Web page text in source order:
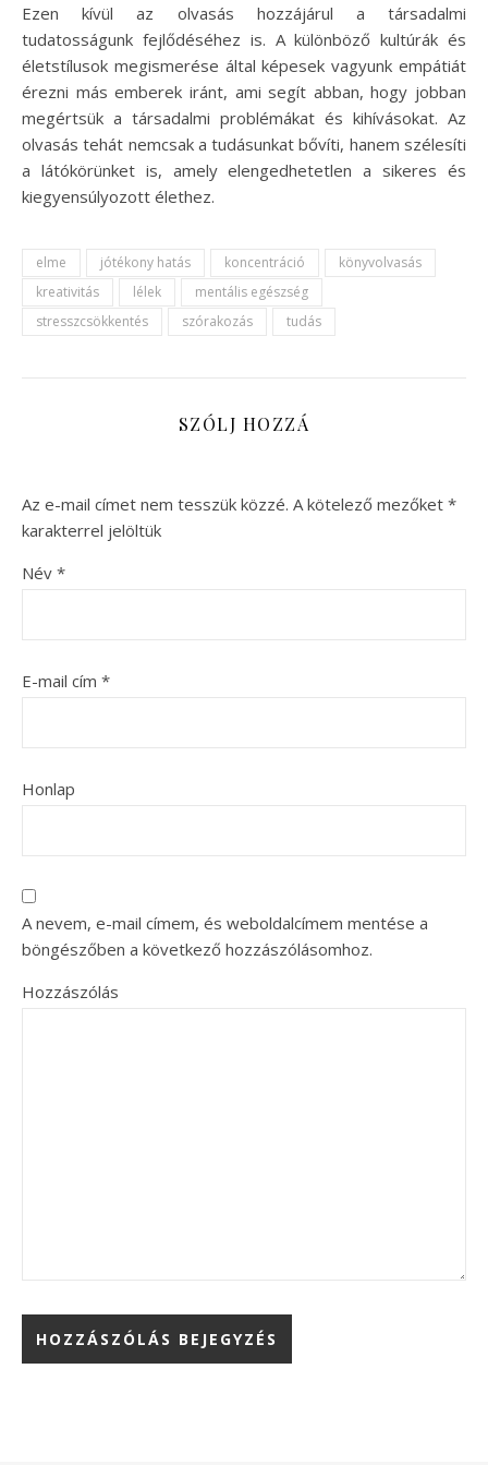
Ezen kívül az olvasás hozzájárul a társadalmi
tudatosságunk fejlődéséhez is. A különböző kultúrák és
életstílusok megismerése által képesek vagyunk empátiát
érezni más emberek iránt, ami segít abban, hogy jobban
megértsük a társadalmi problémákat és kihívásokat. Az
olvasás tehát nemcsak a tudásunkat bővíti, hanem szélesíti
a látókörünket is, amely elengedhetetlen a sikeres és
kiegyensúlyozott élethez.
elme jótékony hatás koncentráció
könyvolvasás
kreativitás
lélek
mentális egészség
stresszcsökkentés
szórakozás tudás
SZÓLJ HOZZÁ
Az e-mail címet nem tesszük közzé. A kötelező mezőket *
karakterrel jelöltük
Név *
E-mail cím *
Honlap
A nevem, e-mail címem, és weboldalcímem mentése a
böngészőben a következő hozzászólásomhoz.
Hozzászólás